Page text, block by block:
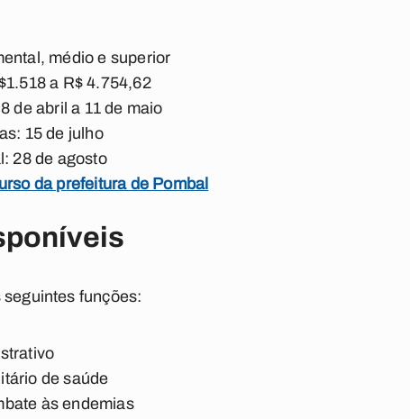
médio e superior
a R$ 4.754,62
de abril a 11 de maio
15 de julho
28 de agosto
da prefeitura de Pombal
funções:
de saúde
às endemias